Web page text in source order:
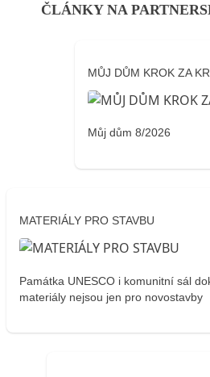
ČLÁNKY NA
MŮJ DŮM KROK ZA
Můj dům 8/2026
MATERIÁLY PRO STAVBU
Památka UNESCO i komunitní sál
materiály nejsou jen pro novostavby